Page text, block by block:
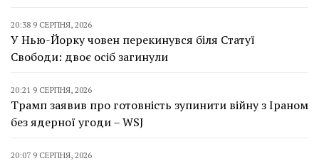
20:38 9 СЕРПНЯ, 2026
У Нью-Йорку човен перекинувся біля Статуї
Свободи: двоє осіб загинули
20:21 9 СЕРПНЯ, 2026
Трамп заявив про готовність зупинити війну з Іраном
без ядерної угоди – WSJ
20:07 9 СЕРПНЯ, 2026